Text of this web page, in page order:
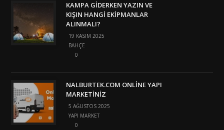
KAMPA GIDERKEN YAZIN VE
KIŞIN HANGI EKIPMANLAR
ALINMALI?
19 KASIM 2025
BAHÇE
0
NALBURTEK.COM ONLINE YAPI
MARKETINIZ
5 AĞUSTOS 2025
YAPI MARKET
0